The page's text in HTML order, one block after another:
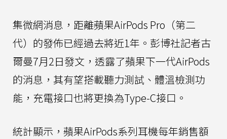
集微網消息，距離蘋果AirPods Pro（第二
代）的發佈已經過去將近1年。彭博社記者古
爾曼7月2日發文，透露了蘋果下一代AirPods
的消息，其有望搭載聽力測試、體溫檢測功
能，充電接口也將更換為Type-C接口。
統計顯示，蘋果AirPods系列耳機每年銷售額